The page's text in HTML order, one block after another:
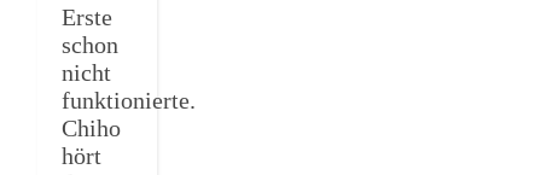
Erste
schon
nicht
funktionierte.
Chiho
hört